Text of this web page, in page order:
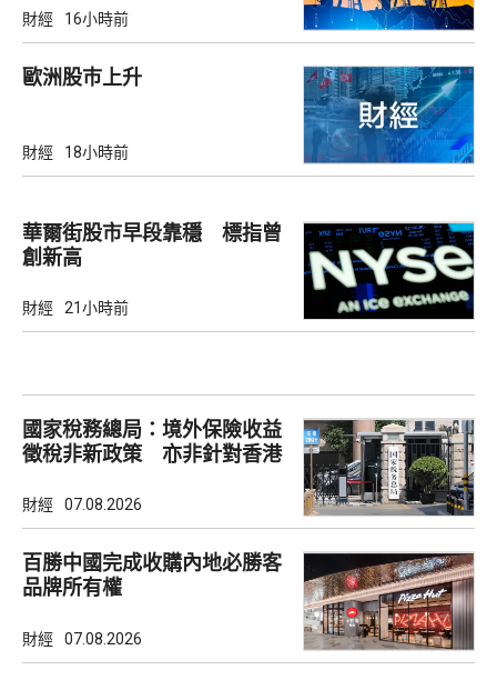
財經 16小時前
歐洲股巿上升
財經 18小時前
華爾街股市早段靠穩 標指曾
創新高
財經 21小時前
國家稅務總局：境外保險收益
徵稅非新政策 亦非針對香港
財經 07.08.2026
百勝中國完成收購內地必勝客
品牌所有權
財經 07.08.2026